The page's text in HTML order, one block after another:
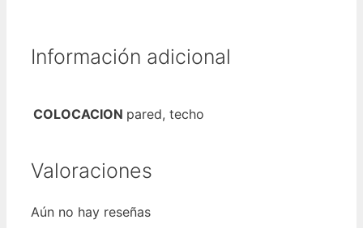
Información adicional
COLOCACION pared, techo
Valoraciones
Aún no hay reseñas